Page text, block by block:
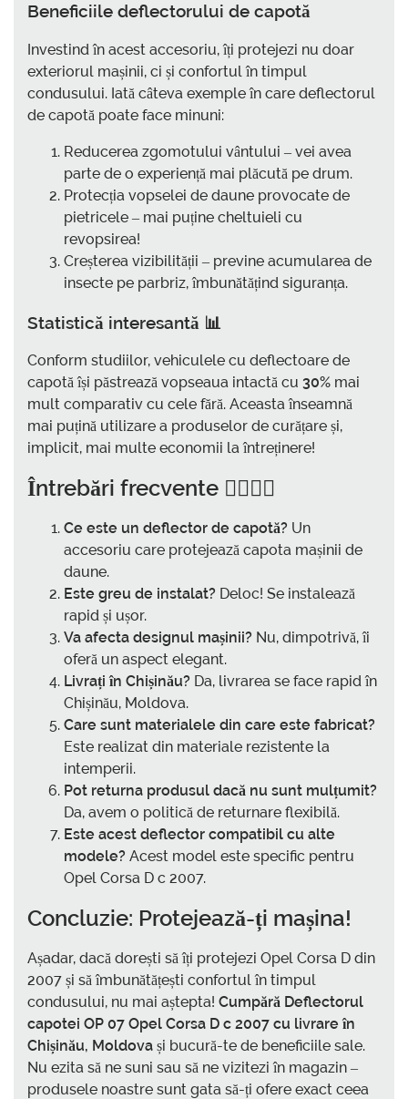
Beneficiile deflectorului de capotă
Investind în acest accesoriu, îți protejezi nu doar
exteriorul mașinii, ci și confortul în timpul
condusului. Iată câteva exemple în care deflectorul
de capotă poate face minuni:
Reducerea zgomotului vântului – vei avea
parte de o experiență mai plăcută pe drum.
Protecția vopselei de daune provocate de
pietricele – mai puține cheltuieli cu
revopsirea!
Creșterea vizibilității – previne acumularea de
insecte pe parbriz, îmbunătățind siguranța.
Statistică interesantă 📊
Conform studiilor, vehiculele cu deflectoare de
capotă își păstrează vopseaua intactă cu 30% mai
mult comparativ cu cele fără. Aceasta înseamnă
mai puțină utilizare a produselor de curățare și,
implicit, mai multe economii la întreținere!
Întrebări frecvente 🤷‍♂️🤷‍♀️
Ce este un deflector de capotă? Un
accesoriu care protejează capota mașinii de
daune.
Este greu de instalat? Deloc! Se instalează
rapid și ușor.
Va afecta designul mașinii? Nu, dimpotrivă, îi
oferă un aspect elegant.
Livrați în Chișinău? Da, livrarea se face rapid în
Chișinău, Moldova.
Care sunt materialele din care este fabricat?
Este realizat din materiale rezistente la
intemperii.
Pot returna produsul dacă nu sunt mulțumit?
Da, avem o politică de returnare flexibilă.
Este acest deflector compatibil cu alte
modele? Acest model este specific pentru
Opel Corsa D c 2007.
Concluzie: Protejează-ți mașina!
Așadar, dacă dorești să îți protejezi Opel Corsa D din
2007 și să îmbunătățești confortul în timpul
condusului, nu mai aștepta! Cumpără Deflectorul
capotei OP 07 Opel Corsa D c 2007 cu livrare în
Chișinău, Moldova și bucură-te de beneficiile sale.
Nu ezita să ne suni sau să ne vizitezi în magazin –
produsele noastre sunt gata să-ți ofere exact ceea